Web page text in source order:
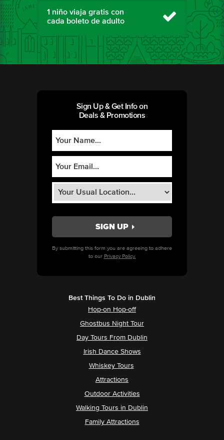
1 niño viaja gratis con
cada boleto de adulto
Sign Up & Get Info on
Deals & Promotions
By submitting this form you are agreeing to adhere
to our Privacy Policy.
Best Things To Do in Dublin
Hop-on Hop-off
Ghostbus Night Tour
Day Tours From Dublin
Irish Dance Shows
Whiskey Tours
Attractions
Outdoor Activities
Walking Tours in Dublin
Family Attractions